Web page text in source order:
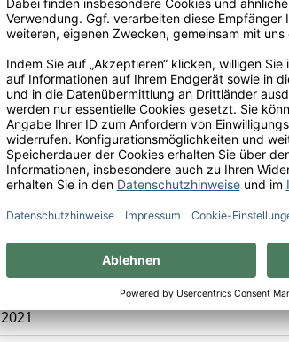
Enthält Sulfite
13,5 % vol.
Bordeaux
Brombeere, Cassis, Himbeere, Lakritz,
rot
2028-2055
trocken
0,75 l
2021